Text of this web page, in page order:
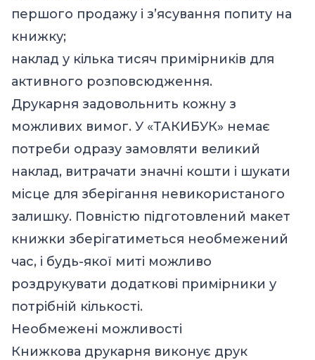
першого продажу і з’ясування попиту на
книжку;
наклад у кілька тисяч примірників для
активного розповсюдження.
Друкарня задовольнить кожну з
можливих вимог. У «ТАКИБУК» немає
потреби одразу замовляти великий
наклад, витрачати значні кошти і шукати
місце для зберігання невикористаного
залишку. Повністю підготовлений макет
книжки зберігатиметься необмежений
час, і будь-якої миті можливо
роздрукувати додаткові примірники у
потрібній кількості.
Необмежені можливості
Книжкова друкарня виконує друк